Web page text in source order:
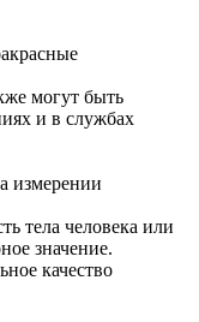
могут быть
и в службах
измерении
тела человека или
значение.
качество